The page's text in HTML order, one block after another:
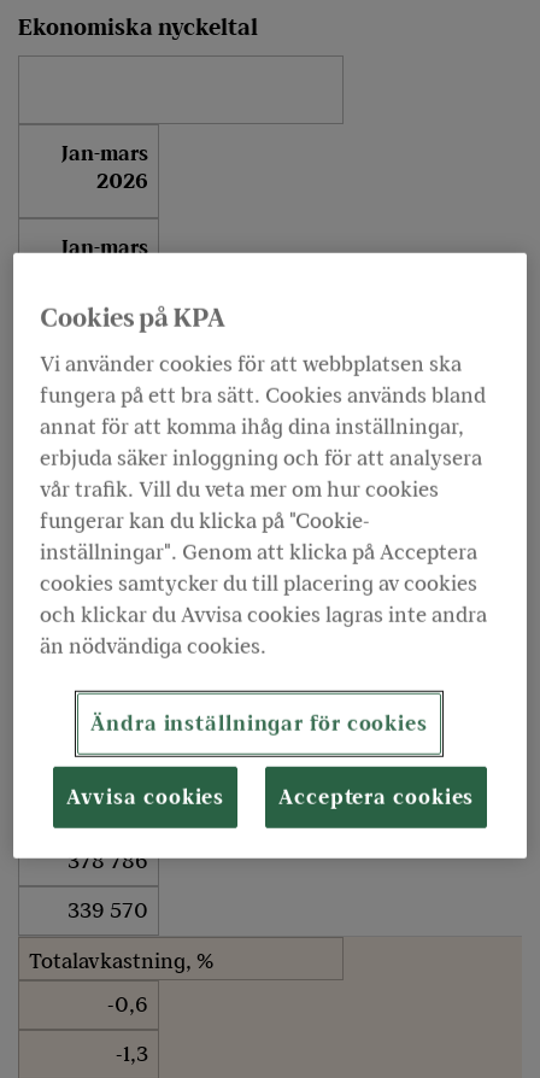
Ekonomiska nyckeltal
Jan-mars
2026
Jan-mars
2025
2024
Premieinkomst, Mkr
8 726
9 316
28 180
31 552
Förvaltat kapital, Mkr
381 243
340 535
378 786
339 570
Totalavkastning, %
-0,6
-1,3
Cookies på KPA
Vi använder cookies för att webbplatsen ska
fungera på ett bra sätt. Cookies används bland
annat för att komma ihåg dina inställningar,
erbjuda säker inloggning och för att analysera
vår trafik. Vill du veta mer om hur cookies
fungerar kan du klicka på "Cookie-
inställningar". Genom att klicka på Acceptera
cookies samtycker du till placering av cookies
och klickar du Avvisa cookies lagras inte andra
än nödvändiga cookies.
Ändra inställningar för cookies
Avvisa cookies Acceptera cookies